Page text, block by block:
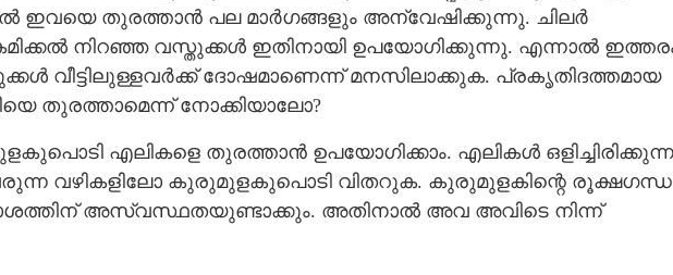
ഇവയെ തുരത്താൻ പല മാർഗങ്ങളും അന്വേഷിക്കുന്നു. ചിലർ
കെമിക്കൽ നിറഞ്ഞ വസ്തുക്കൾ ഇതിനായി ഉപയോഗിക്കുന്നു. എന്നാൽ
വീട്ടിലുള്ളവർക്ക് ദോഷമാണെന്ന് മനസിലാക്കുക. പ്രകൃതിദത്തമായ
തുരത്താമെന്ന് നോക്കിയാലോ?
എലികളെ തുരത്താൻ ഉപയോഗിക്കാം. എലികൾ ഒളിച്ചിരിക്കുന്ന
വഴികളിലോ കുരുമുളകുപൊടി വിതറുക. കുരുമുളകിന്റെ
അസ്വസ്ഥതയുണ്ടാക്കും. അതിനാൽ അവ അവിടെ നിന്ന്